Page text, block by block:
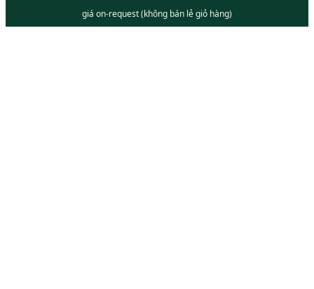
giá on-request (không bán lẻ giỏ hàng)